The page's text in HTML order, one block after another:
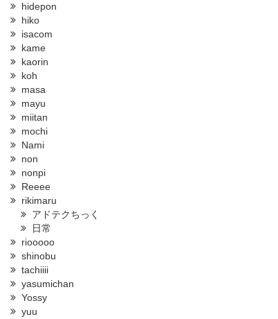
hidepon
hiko
isacom
kame
kaorin
koh
masa
mayu
miitan
mochi
Nami
non
nonpi
Reeee
rikimaru
アドテクちっく
日常
riooooo
shinobu
tachiiii
yasumichan
Yossy
yuu